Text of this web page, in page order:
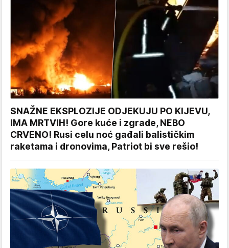
SNAŽNE EKSPLOZIJE ODJEKUJU PO KIJEVU,
IMA MRTVIH! Gore kuće i zgrade, NEBO
CRVENO! Rusi celu noć gađali balističkim
raketama i dronovima, Patriot bi sve rešio!